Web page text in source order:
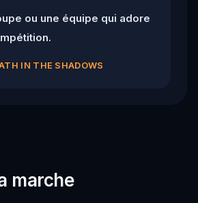
ou une équipe qui adore
IN THE SHADOWS
marche